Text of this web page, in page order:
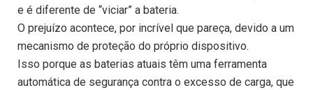
e é diferente de “viciar” a bateria.
O prejuízo acontece, por incrível que pareça, devido a um
mecanismo de proteção do próprio dispositivo.
Isso porque as baterias atuais têm uma ferramenta
automática de segurança contra o excesso de carga, que